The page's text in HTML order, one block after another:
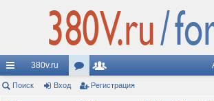
с
380v.ru
ор ол
Поиск Вход Регистрация